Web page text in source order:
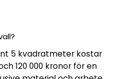
5 kvadratmeter kostar
120 000 kronor för en